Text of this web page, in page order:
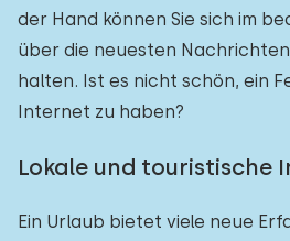
der Hand können Sie sich im
über die neuesten
halten. Ist es nicht schön, ein
Internet zu haben?
Lokale und touristische
Ein Urlaub bietet viele neue